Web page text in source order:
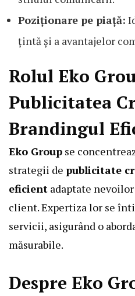
Poziționare pe piață:
țintă și a avantajelor
Rolul Eko
Publicitatea
Brandingul
Eko Group se
strategii de publicitate
eficient adaptate
client. Expertiza lor se
servicii, asigurând o
măsurabile.
Despre Eko